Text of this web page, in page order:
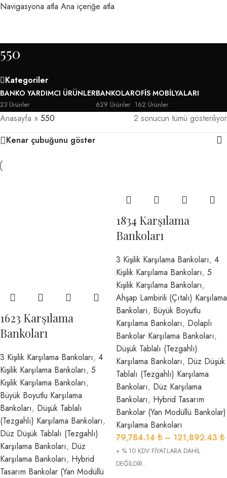
Navigasyona atla Ana içeriğe atla
550
Kategoriler
BANKO YARDIMCI ÜRÜNLER
23 Ürünler
BANKOLAR
629 Ürünler
OFIS MOBILYALARI
162 Ürünler
Anasayfa » 550
2 sonucun tümü gösteriliyor
Kenar çubuğunu göster
1623 Karşılama
Bankoları
3 Kişilik Karşılama Bankoları, 4
Kişilik Karşılama Bankoları, 5
Kişilik Karşılama Bankoları,
Büyük Boyutlu Karşılama
Bankoları, Düşük Tablalı
(Tezgahlı) Karşılama Bankoları,
Düz Düşük Tablalı (Tezgahlı)
Karşılama Bankoları, Düz
Karşılama Bankoları, Hybrid
Tasarım Bankolar (Yan Modüllü
1834 Karşılama
Bankoları
3 Kişilik Karşılama Bankoları, 4
Kişilik Karşılama Bankoları, 5
Kişilik Karşılama Bankoları,
Ahşap Lambirili (Çıtalı) Karşılama
Bankoları, Büyük Boyutlu
Karşılama Bankoları, Dolaplı
Bankolar Karşılama Bankoları,
Düşük Tablalı (Tezgahlı)
Karşılama Bankoları, Düz Düşük
Tablalı (Tezgahlı) Karşılama
Bankoları, Düz Karşılama
Bankoları, Hybrid Tasarım
Bankolar (Yan Modüllü Bankolar)
Karşılama Bankoları
79,784.14 ₺ – 121,892.43 ₺
+ % 10 KDV FİYATLARA DAHİL
DEĞİLDİR..